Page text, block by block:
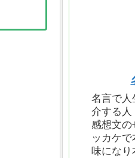
名言で人
介する
感想文
ッカケ
味にな